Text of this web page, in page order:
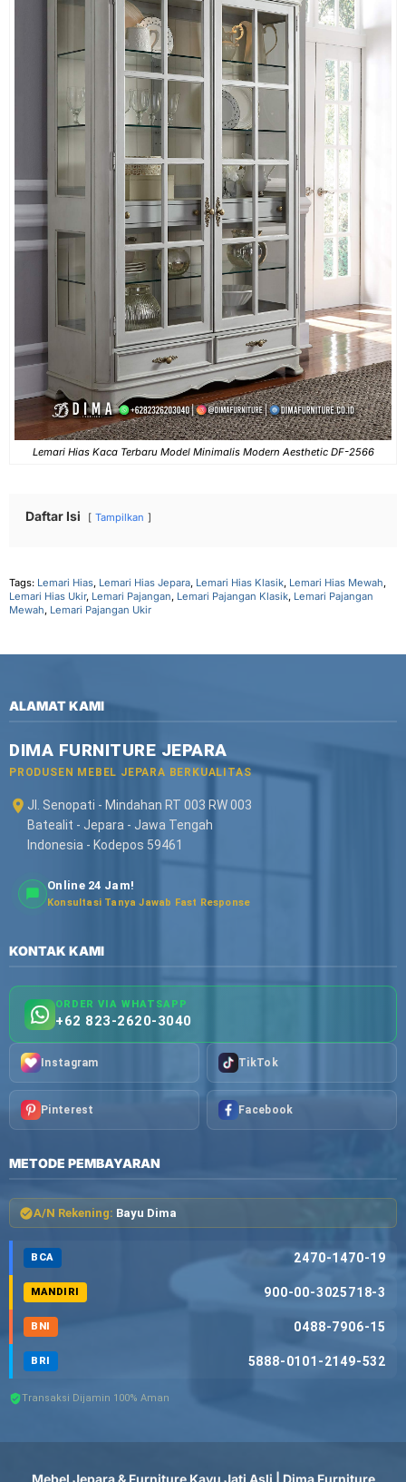
Lemari Hias Kaca Terbaru Model Minimalis Modern Aesthetic DF-2566
Daftar Isi Tampilkan
Tags: Lemari Hias, Lemari Hias Jepara, Lemari Hias Klasik, Lemari Hias Mewah,
Lemari Hias Ukir, Lemari Pajangan, Lemari Pajangan Klasik, Lemari Pajangan
Mewah, Lemari Pajangan Ukir
ALAMAT KAMI
DIMA FURNITURE JEPARA
PRODUSEN MEBEL JEPARA BERKUALITAS
Jl. Senopati - Mindahan RT 003 RW 003
Batealit - Jepara - Jawa Tengah
Indonesia - Kodepos 59461
Online 24 Jam!
Konsultasi Tanya Jawab Fast Response
KONTAK KAMI
ORDER VIA WHATSAPP
+62 823-2620-3040
Instagram TikTok
Pinterest Facebook
METODE PEMBAYARAN
A/N Rekening: Bayu Dima
BCA 2470-1470-19
MANDIRI 900-00-3025718-3
BNI 0488-7906-15
BRI 5888-0101-2149-532
Transaksi Dijamin 100% Aman